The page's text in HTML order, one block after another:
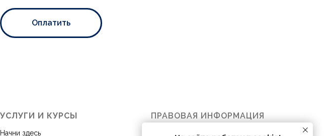
Оплатить
УСЛУГИ И КУРСЫ
Начни здесь
ПРАВОВАЯ ИНФОРМАЦИЯ
Политика обработки персональных